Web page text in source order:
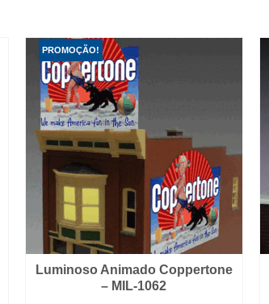
PROMOÇÃO!
Luminoso Animado Coppertone
– MIL-1062